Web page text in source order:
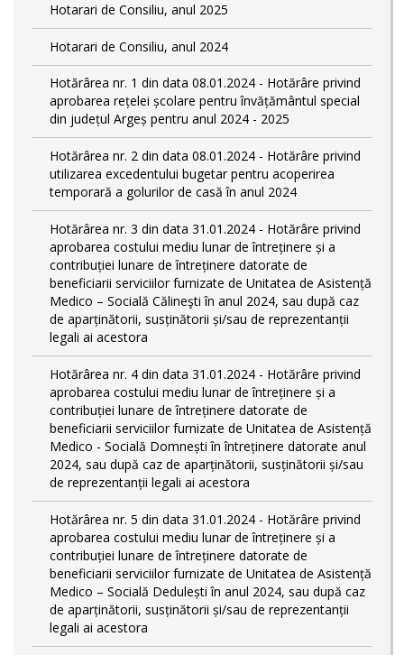
Hotarari de Consiliu, anul 2025
Hotarari de Consiliu, anul 2024
Hotărârea nr. 1 din data 08.01.2024 - Hotărâre privind
aprobarea rețelei școlare pentru învățământul special
din județul Argeș pentru anul 2024 - 2025
Hotărârea nr. 2 din data 08.01.2024 - Hotărâre privind
utilizarea excedentului bugetar pentru acoperirea
temporară a golurilor de casă în anul 2024
Hotărârea nr. 3 din data 31.01.2024 - Hotărâre privind
aprobarea costului mediu lunar de întreținere și a
contribuției lunare de întreținere datorate de
beneficiarii serviciilor furnizate de Unitatea de Asistență
Medico – Socială Călineşti în anul 2024, sau după caz
de aparținătorii, susținătorii și/sau de reprezentanții
legali ai acestora
Hotărârea nr. 4 din data 31.01.2024 - Hotărâre privind
aprobarea costului mediu lunar de întreținere și a
contribuției lunare de întreținere datorate de
beneficiarii serviciilor furnizate de Unitatea de Asistență
Medico - Socială Domnești în întreținere datorate anul
2024, sau după caz de aparținătorii, susținătorii și/sau
de reprezentanții legali ai acestora
Hotărârea nr. 5 din data 31.01.2024 - Hotărâre privind
aprobarea costului mediu lunar de întreținere și a
contribuției lunare de întreținere datorate de
beneficiarii serviciilor furnizate de Unitatea de Asistență
Medico – Socială Dedulești în anul 2024, sau după caz
de aparținătorii, susținătorii și/sau de reprezentanții
legali ai acestora